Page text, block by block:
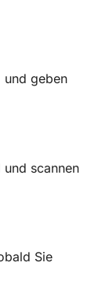
und geben
und scannen
Sie